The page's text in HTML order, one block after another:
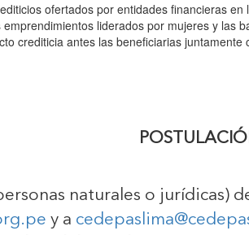
ofertados por entidades financieras en
liderados por mujeres y las
crediticia antes las beneficiarias juntamente
naturales o jurídicas)
y a